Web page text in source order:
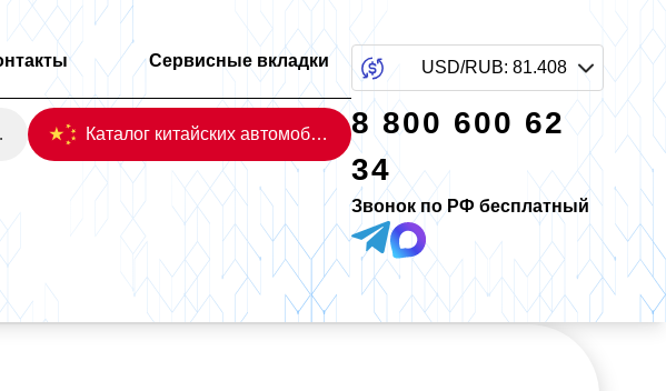
Сервисные вкладки
Каталог китайских автомобилей
USD/RUB: 81.408
8 800 600 62
34
Звонок по РФ бесплатный